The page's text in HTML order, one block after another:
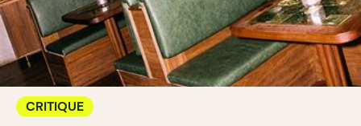
CRITIQUE